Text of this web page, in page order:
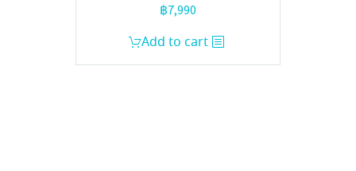
฿7,990
Add to cart